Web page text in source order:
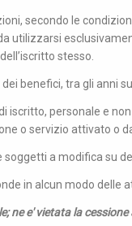
secondo le
utilizzarsi
stesso.
benefici, tra gli anni
iscritto, personale e
o servizio attivato o
soggetti a modifica su
in alcun modo
ne e' vietata la